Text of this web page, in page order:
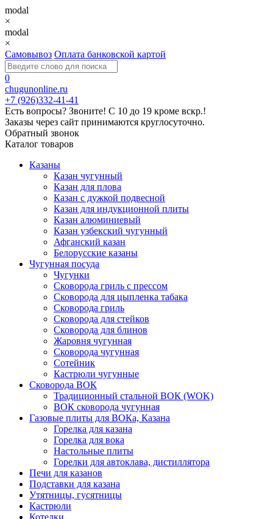
modal
×
modal
×
Самовывоз Оплата банковской картой
0
chugunonline.ru
+7 (926)332-41-41
Есть вопросы? Звоните! С 10 до 19 кроме вскр.!
Заказы через сайт принимаются круглосуточно.
Обратный звонок
Каталог товаров
Казаны
Казан чугунный
Казан для плова
Казан с дужкой подвесной
Казан для индукционной плиты
Казан алюминиевый
Казан узбекский чугунный
Афганский казан
Белорусские казаны
Чугунная посуда
Чугунки
Сковорода гриль с прессом
Сковорода для цыпленка табака
Сковорода гриль
Сковорода для стейков
Сковорода для блинов
Жаровня чугунная
Сковорода чугунная
Сотейник
Кастрюли чугунные
Сковорода ВОК
Традиционный стальной ВОК (WOK)
ВОК сковорода чугунная
Газовые плиты для ВОКа, Казана
Горелка для казана
Горелка для вока
Настольные плиты
Горелки для автоклава, дистиллятора
Печи для казанов
Подставки для казана
Утятницы, гусятницы
Кастрюли
Котелки